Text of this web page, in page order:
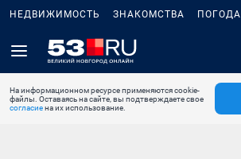
НЕДВИЖИМОСТЬ ЗНАКОМСТВА ПОГОДА
На информационном ресурсе применяются cookie-
файлы. Оставаясь на сайте, вы подтверждаете свое
согласиена их использование.